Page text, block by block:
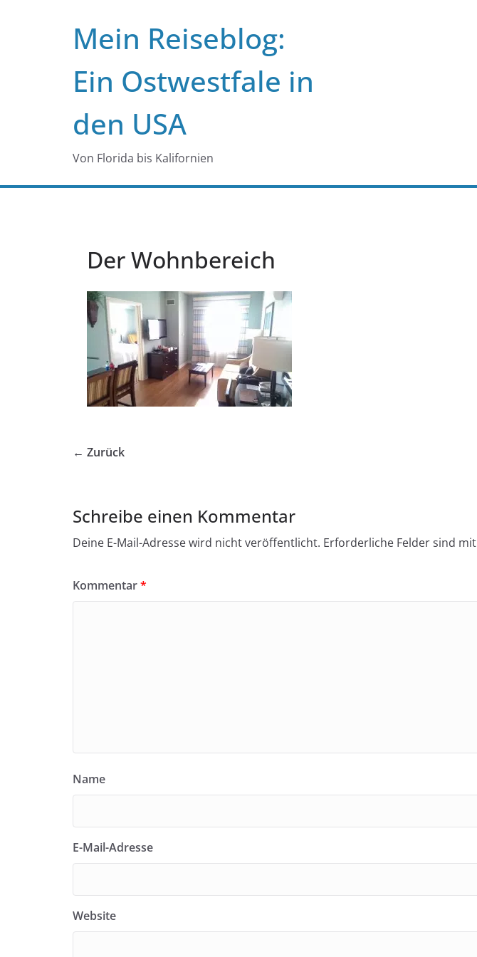
Mein Reiseblog:
Ein Ostwestfale in
den USA
Von Florida bis Kalifornien
Der Wohnbereich
← Zurück
Schreibe einen Kommentar
Deine E-Mail-Adresse wird nicht veröffentlicht. Erforderliche Felder sind mit
Kommentar*
Name
E-Mail-Adresse
Website